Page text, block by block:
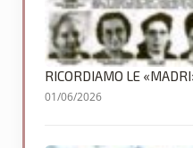
RICORDIAMO LE
01/06/2026